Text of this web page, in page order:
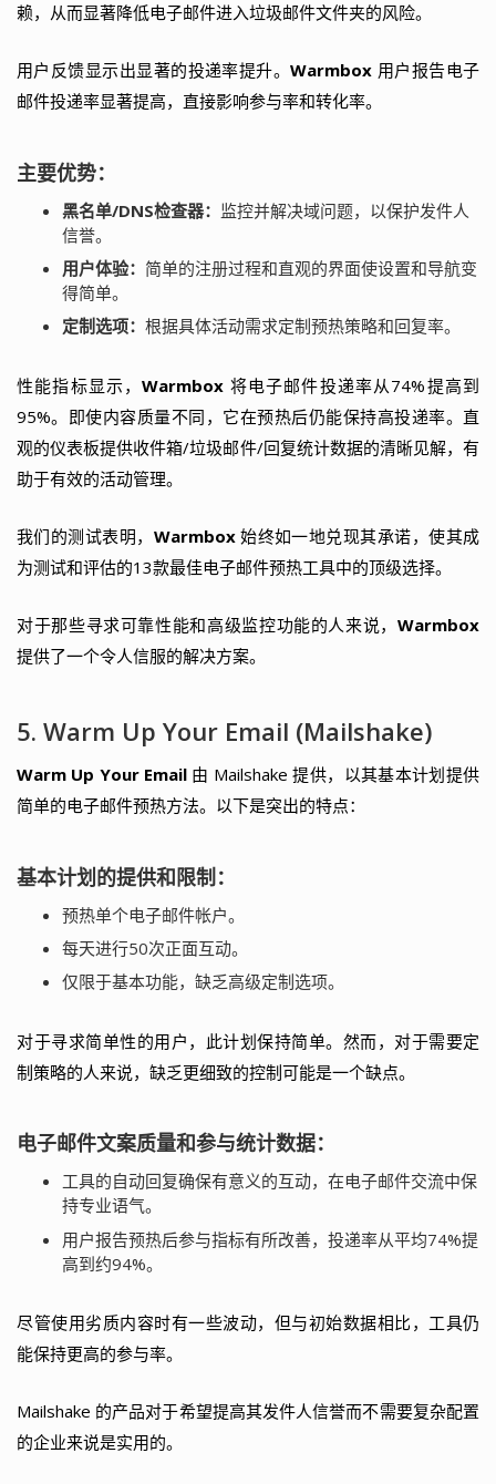
赖，从而显著降低电子邮件进入垃圾邮件文件夹的风险。
用户反馈显示出显著的投递率提升。Warmbox 用户报告电子
邮件投递率显著提高，直接影响参与率和转化率。
主要优势：
黑名单/DNS检查器： 监控并解决域问题，以保护发件人
信誉。
用户体验： 简单的注册过程和直观的界面使设置和导航变
得简单。
定制选项： 根据具体活动需求定制预热策略和回复率。
性能指标显示，Warmbox 将电子邮件投递率从74%提高到
95%。即使内容质量不同，它在预热后仍能保持高投递率。直
观的仪表板提供收件箱/垃圾邮件/回复统计数据的清晰见解，有
助于有效的活动管理。
我们的测试表明， Warmbox始终如一地兑现其承诺，使其成
为测试和评估的13款最佳电子邮件预热工具中的顶级选择。
对于那些寻求可靠性能和高级监控功能的人来说， Warmbox
提供了一个令人信服的解决方案。
5. Warm Up Your Email (Mailshake)
Warm Up Your Email 由 Mailshake 提供，以其基本计划提供
简单的电子邮件预热方法。以下是突出的特点：
基本计划的提供和限制：
预热单个电子邮件帐户。
每天进行50次正面互动。
仅限于基本功能，缺乏高级定制选项。
对于寻求简单性的用户，此计划保持简单。然而，对于需要定
制策略的人来说，缺乏更细致的控制可能是一个缺点。
电子邮件文案质量和参与统计数据：
工具的自动回复确保有意义的互动，在电子邮件交流中保
持专业语气。
用户报告预热后参与指标有所改善，投递率从平均74%提
高到约94%。
尽管使用劣质内容时有一些波动，但与初始数据相比，工具仍
能保持更高的参与率。
Mailshake 的产品对于希望提高其发件人信誉而不需要复杂配置
的企业来说是实用的。